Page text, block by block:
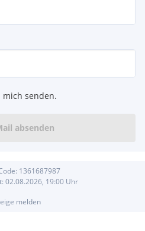
mich senden.
absenden
1361687987
02.08.2026, 19:00Uhr
melden